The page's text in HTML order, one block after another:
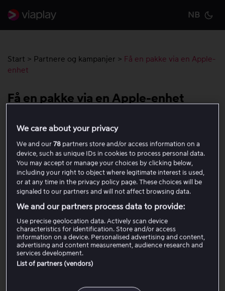
NB
Start > Partnere og kampanjer > Få en pakke via en Apple-
enhet
Få en pakke via en Apple-enhet
Skaff et Viaplay-abonnement via Apple for å bli belastet
gjennom Apple-kontoen din. Dette gjelder for iPhone,
iPad og Apple TV (generasjon 4 eller nyere).
Last ned og åpne Viaplay-appen fra App Store.
Velg Skaff Viaplay
og velg en av pakkene våre.
Bekreft deretter kjøpet med Apple-kontoen din.
Når kjøpet er bekreftet av Apple, kan du begynne å se
med en gang.
We care about your privacy
We and our78 partners store and/or access information on a
device, such as unique IDs in cookies to process personal data.
You may accept or manage your choices by clicking below,
including your right to object where legitimate interest is used,
or at any time in the privacy policy page. These choices will be
signaled to our partners and will not affect browsing data.
We and our partners process data to provide:
Use precise geolocation data. Actively scan device
characteristics for identification. Store and/or access
information on a device. Personalised advertising and content,
advertising and content measurement, audience research and
services development.
List of partners (vendors)